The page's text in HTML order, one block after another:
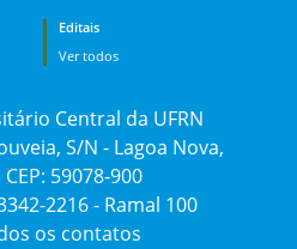
Editais
Ver todos
Central da UFRN
S/N - Lagoa Nova,
59078-900
2216 - Ramal 100
os contatos